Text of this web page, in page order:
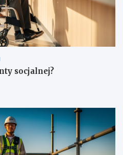
socjalnej?